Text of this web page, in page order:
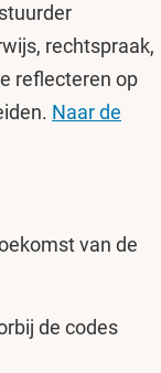
rechtspraak,
reflecteren op
Naar de
van de
de codes